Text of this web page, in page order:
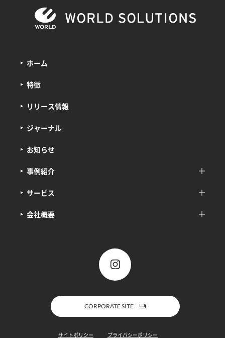
ホーム
特徴
サービス
事例紹介
会社概要
リリース情報
ジャーナル
お知らせ
CORPORATE SITE
サイトポリシー プライバシーポリシー